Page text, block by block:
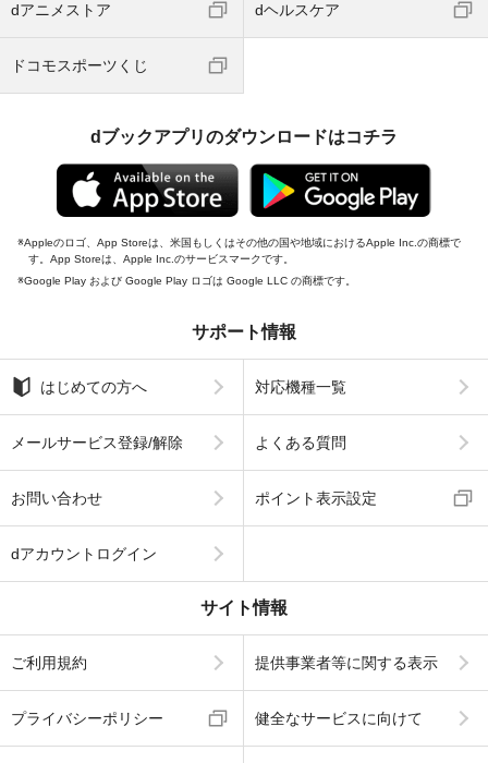
dアニメストア dヘルスケア
ドコモスポーツくじ
dブックアプリのダウンロードはコチラ
Appleのロゴ、App Storeは、米国もしくはその他の国や地域におけるApple Inc.の商標で
す。App Storeは、Apple Inc.のサービスマークです。
Google Play および Google Play ロゴは Google LLC の商標です。
サポート情報
はじめての方へ 対応機種一覧
メールサービス登録/解除 よくある質問
お問い合わせ ポイント表示設定
dアカウントログイン
サイト情報
ご利用規約 提供事業者等に関する表示
プライバシーポリシー 健全なサービスに向けて